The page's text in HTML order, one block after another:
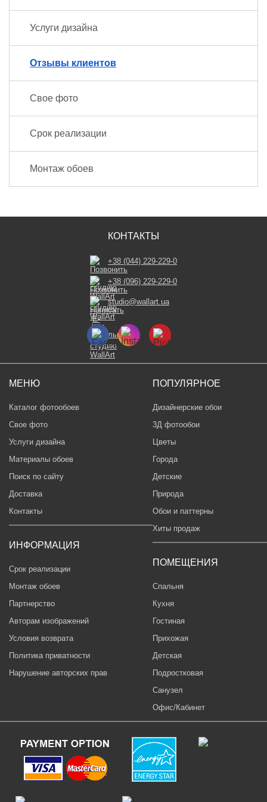
Услуги дизайна
Отзывы клиентов
Свое фото
Срок реализации
Монтаж обоев
МЕНЮ
Каталог фотообоев
Свое фото
Услуги дизайна
Материалы обоев
Поиск по сайту
Доставка
Контакты
ИНФОРМАЦИЯ
Срок реализации
Монтаж обоев
Партнерство
Авторам изображений
Условия возврата
Политика приватности
Нарушение авторских прав
ПОПУЛЯРНОЕ
Дизайнерские обои
3Д фотообои
Цветы
Города
Детские
Природа
Обои и паттерны
Хиты продаж
ПОМЕЩЕНИЯ
Спальня
Кухня
Гостиная
Прихожая
Детская
Подростковая
Санузел
Офис/Кабинет
КОНТАКТЫ
+38 (044) 229-229-0
+38 (096) 229-229-0
studio@wallart.ua